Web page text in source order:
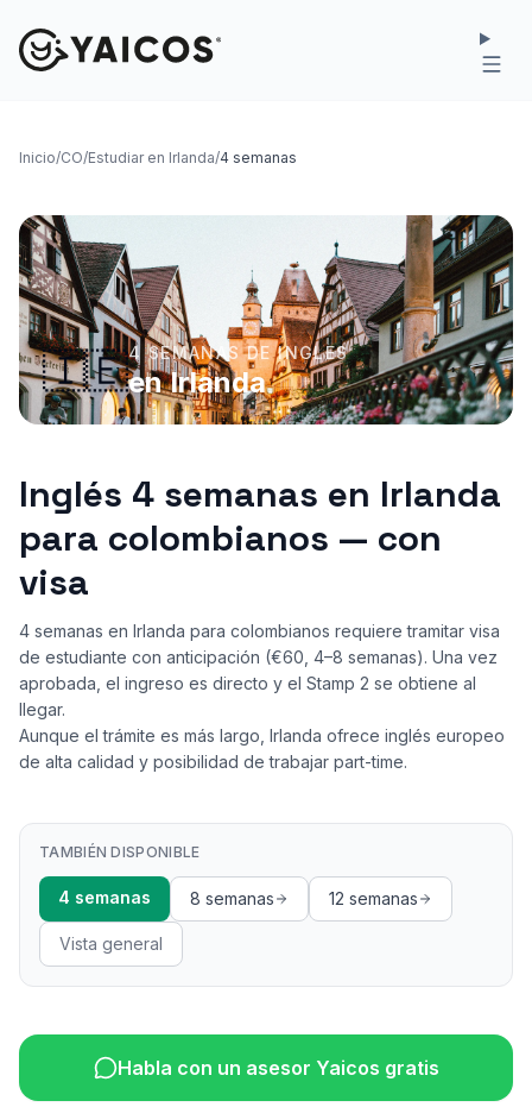
Inicio/CO/Estudiar en Irlanda/4 semanas
🇮🇪4 SEMANAS DE INGLES
en Irlanda
Inglés 4 semanas en Irlanda
para colombianos — con
visa
4 semanas en Irlanda para colombianos requiere tramitar visa
de estudiante con anticipación (€60, 4–8 semanas). Una vez
aprobada, el ingreso es directo y el Stamp 2 se obtiene al
llegar.
Aunque el trámite es más largo, Irlanda ofrece inglés europeo
de alta calidad y posibilidad de trabajar part-time.
TAMBIÉN DISPONIBLE
4 semanas 8 semanas 12 semanas
Vista general
Habla con un asesor Yaicos gratis